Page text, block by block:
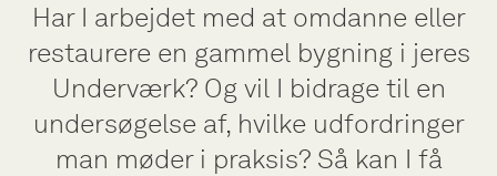
Har I arbejdet med at omdanne eller
restaurere en gammel bygning i jeres
Underværk? Og vil I bidrage til en
undersøgelse af, hvilke udfordringer
man møder i praksis? Så kan I få